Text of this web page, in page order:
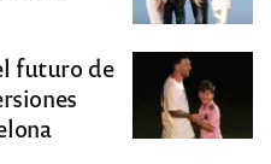
futuro de